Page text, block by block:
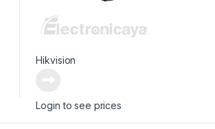
Hikvision
Login to see prices